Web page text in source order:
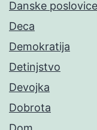
Danske poslovice
Deca
Demokratija
Detinjstvo
Devojka
Dobrota